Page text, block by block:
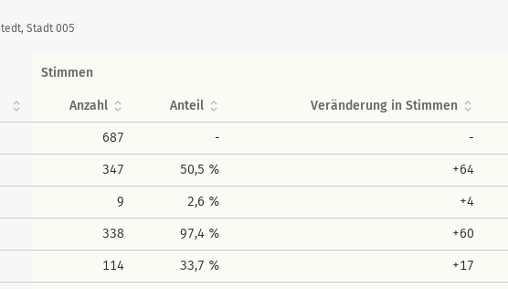
Stadt 005
Stimmen
Anzahl Anteil Veränderung in Stimmen
687 - -
347 50,5 % +64
9 2,6 % +4
338 97,4 % +60
114 33,7 % +17